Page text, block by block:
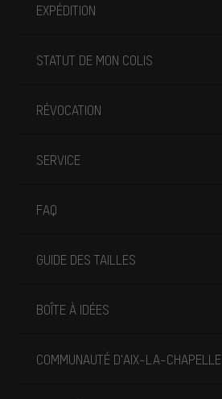
EXPÉDITION
STATUT DE MON COLIS
RÉVOCATION
SERVICE
FAQ
GUIDE DES TAILLES
BOÎTE À IDÉES
COMMUNAUTÉ D'AIX-LA-CHAPELLE